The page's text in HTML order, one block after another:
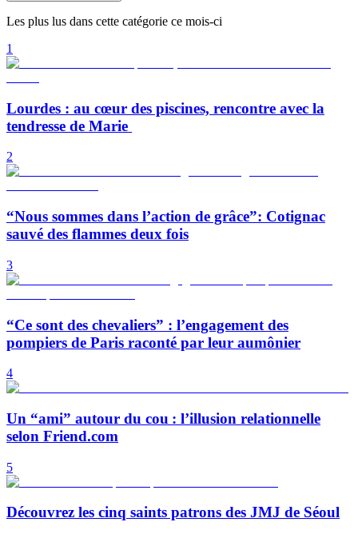
Les plus lus dans cette catégorie ce mois-ci
1
Lourdes : au cœur des piscines, rencontre avec la
tendresse de Marie
2
“Nous sommes dans l’action de grâce”: Cotignac
sauvé des flammes deux fois
3
“Ce sont des chevaliers” : l’engagement des
pompiers de Paris raconté par leur aumônier
4
Un “ami” autour du cou : l’illusion relationnelle
selon Friend.com
5
Découvrez les cinq saints patrons des JMJ de Séoul